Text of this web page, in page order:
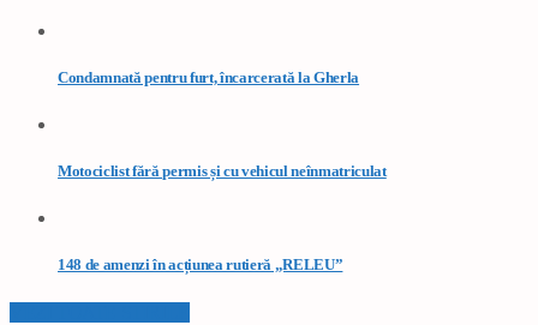
Condamnată pentru furt, încarcerată la Gherla
Motociclist fără permis și cu vehicul neînmatriculat
148 de amenzi în acțiunea rutieră „RELEU”